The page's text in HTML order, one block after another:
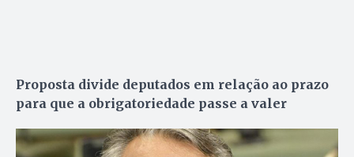
Proposta divide deputados em relação ao prazo
para que a obrigatoriedade passe a valer